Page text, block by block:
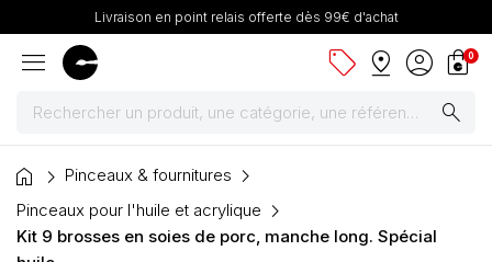
Livraison en point relais offerte dès 99€ d'achat
menu sell pin_drop account_circle shopping_bag
0
search
Peintures
Pinceaux & fournitures
home
Pinceaux & fournitures
Pinceaux pour l'huile et acrylique
Kit 9 brosses en soies de porc, manche long. Spécial